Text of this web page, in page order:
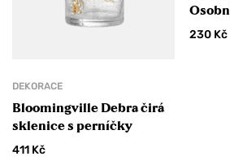
DEKORACE
Bloomingville Debra čirá
sklenice s perníčky
411 Kč
230 Kč